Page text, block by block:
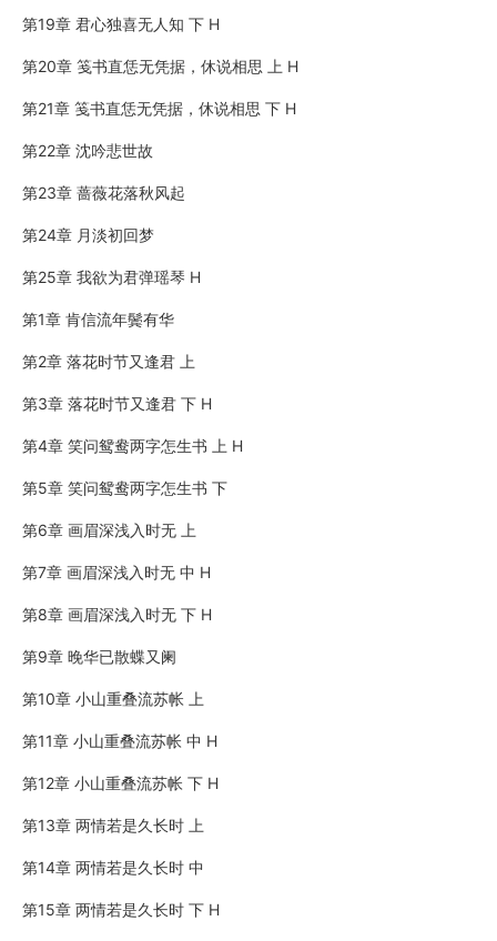
第19章 君心独喜无人知 下 H
第20章 笺书直恁无凭据，休说相思 上 H
第21章 笺书直恁无凭据，休说相思 下 H
第22章 沈吟悲世故
第23章 蔷薇花落秋风起
第24章 月淡初回梦
第25章 我欲为君弹瑶琴 H
第1章 肯信流年鬓有华
第2章 落花时节又逢君 上
第3章 落花时节又逢君 下 H
第4章 笑问鸳鸯两字怎生书 上 H
第5章 笑问鸳鸯两字怎生书 下
第6章 画眉深浅入时无 上
第7章 画眉深浅入时无 中 H
第8章 画眉深浅入时无 下 H
第9章 晚华已散蝶又阑
第10章 小山重叠流苏帐 上
第11章 小山重叠流苏帐 中 H
第12章 小山重叠流苏帐 下 H
第13章 两情若是久长时 上
第14章 两情若是久长时 中
第15章 两情若是久长时 下 H